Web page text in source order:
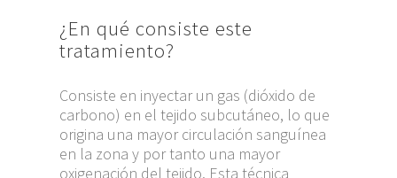
¿En qué consiste este
tratamiento?
Consiste en inyectar un gas (dióxido de
carbono) en el tejido subcutáneo, lo que
origina una mayor circulación sanguínea
en la zona y por tanto una mayor
oxigenación del tejido. Esta técnica